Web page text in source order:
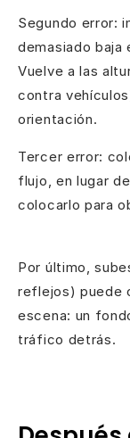
Segundo error:
demasiado
Vuelve a las
contra
orientación.
Tercer error:
flujo, en lugar
colocarlo para
Por último,
reflejos) puede
escena: un
tráfico detrás.